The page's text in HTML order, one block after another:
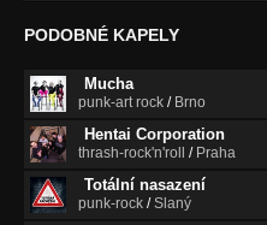
Už nechci (demo 2018)
Nezařazeno
Láska z regálů (demo 2015)
Nezařazeno
PODOBNÉ KAPELY
Mucha
punk-art rock / Brno
Hentai Corporation
thrash-rock'n'roll / Praha
Totální nasazení
punk-rock /Slaný